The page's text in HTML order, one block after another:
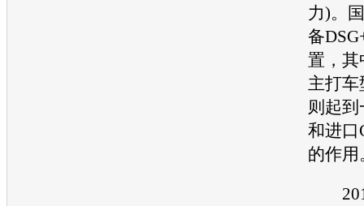
力)。
备
置，其
主打车
则起
和进口
的作用